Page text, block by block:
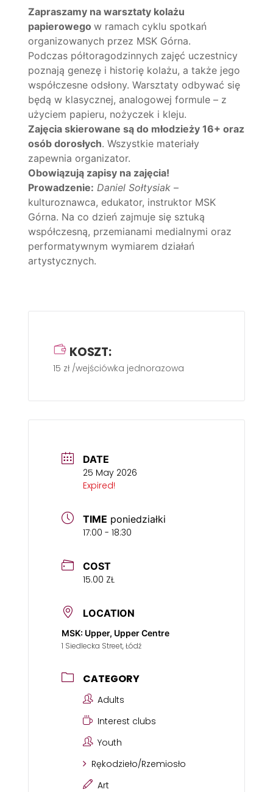
Zapraszamy na warsztaty kolażu
papierowego w ramach cyklu spotkań
organizowanych przez MSK Górna.
Podczas półtoragodzinnych zajęć uczestnicy
poznają genezę i historię kolażu, a także jego
współczesne odsłony. Warsztaty odbywać się
będą w klasycznej, analogowej formule – z
użyciem papieru, nożyczek i kleju.
Zajęcia skierowane są do młodzieży 16+ oraz
osób dorosłych. Wszystkie materiały
zapewnia organizator.
Obowiązują zapisy na zajęcia!
Prowadzenie: Daniel Sołtysiak –
kulturoznawca, edukator, instruktor MSK
Górna. Na co dzień zajmuje się sztuką
współczesną, przemianami medialnymi oraz
performatywnym wymiarem działań
artystycznych.
KOSZT:
15 zł /wejściówka jednorazowa
DATE
25 May 2026
Expired!
TIME poniedziałki
17:00 - 18:30
COST
15.00 ZŁ
LOCATION
MSK: Upper, Upper Centre
1 Siedlecka Street, Łódź
CATEGORY
Adults
Interest clubs
Youth
Rękodzieło/Rzemiosło
Art